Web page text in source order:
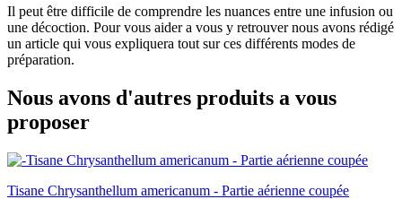
Il peut être difficile de comprendre les nuances entre une infusion ou
une décoction. Pour vous aider a vous y retrouver nous avons rédigé
un article qui vous expliquera tout sur ces différents modes de
préparation.
Nous avons d'autres produits a vous
proposer
Tisane Chrysanthellum americanum - Partie aérienne coupée